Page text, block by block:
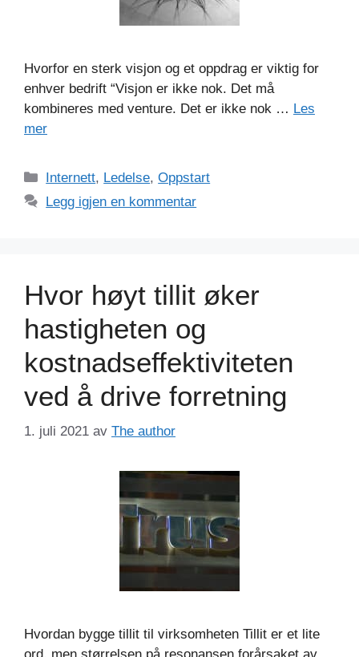
Hvorfor en sterk visjon og et oppdrag er viktig for
enhver bedrift “Visjon er ikke nok. Det må
kombineres med venture. Det er ikke nok … Les
mer
Kategorier
Internett, Ledelse,Oppstart
Legg igjen en kommentar
Hvor høyt tillit øker
hastigheten og
kostnadseffektiviteten
ved å drive forretning
1. juli 2021 av The author
Hvordan bygge tillit til virksomheten Tillit er et lite